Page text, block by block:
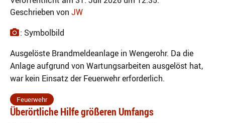
Geschrieben von JW
: Symbolbild
Ausgelöste Brandmeldeanlage in Wengerohr. Da die
Anlage aufgrund von Wartungsarbeiten ausgelöst hat,
war kein Einsatz der Feuerwehr erforderlich.
Feuerwehr
Überörtliche Hilfe größeren Umfangs